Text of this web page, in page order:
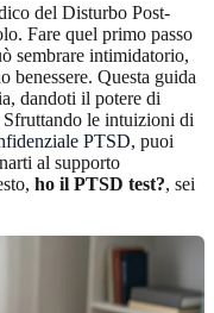
del Disturbo Post-
Fare quel primo passo
sembrare intimidatorio,
benessere. Questa guida
dandoti il potere di
Sfruttando le intuizioni di
PTSD, puoi
al supporto
ho il PTSD test?, sei